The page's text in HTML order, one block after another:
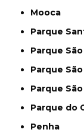
Mooca
Parque
Parque
Parque
Parque
Parque do
Penha